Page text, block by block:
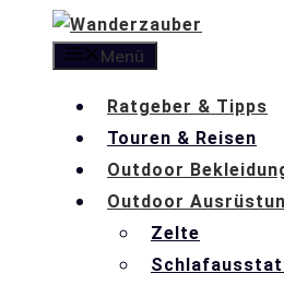
Menü
Ratgeber & Tipps
Touren & Reisen
Outdoor
Outdoor
Zelte